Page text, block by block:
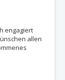
engagiert
allen